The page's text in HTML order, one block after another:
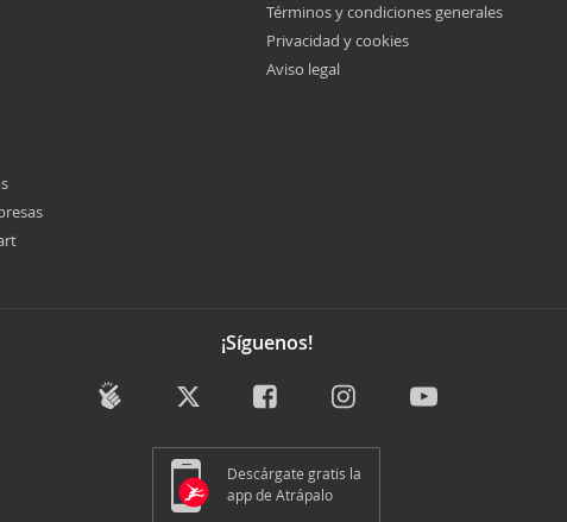
Términos y condiciones generales
Privacidad y cookies
Aviso legal
¡Síguenos!
Descárgate gratis la
app de Atrápalo